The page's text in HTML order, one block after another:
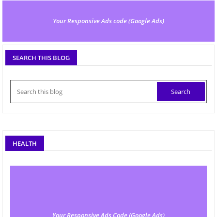
Your Responsive Ads code (Google Ads)
SEARCH THIS BLOG
HEALTH
Your Responsive Ads Code (Google Ads)